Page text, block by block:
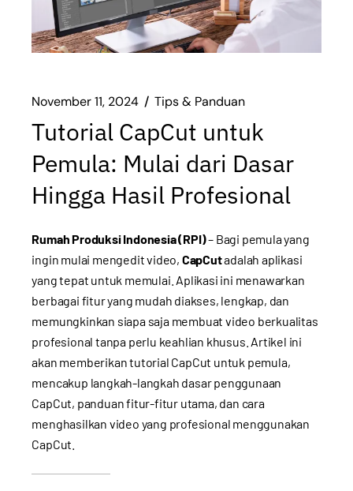
November 11, 2024 Tips & Panduan
Tutorial CapCut untuk
Pemula: Mulai dari Dasar
Hingga Hasil Profesional
Rumah Produksi Indonesia (RPI)– Bagi pemula yang
ingin mulai mengedit video, CapCutadalah aplikasi
yang tepat untuk memulai. Aplikasi ini menawarkan
berbagai fitur yang mudah diakses, lengkap, dan
memungkinkan siapa saja membuat video berkualitas
profesional tanpa perlu keahlian khusus. Artikel ini
akan memberikan tutorial CapCut untuk pemula,
mencakup langkah-langkah dasar penggunaan
CapCut, panduan fitur-fitur utama, dan cara
menghasilkan video yang profesional menggunakan
CapCut.